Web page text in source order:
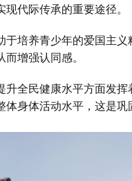
代际传承的重要途径。
于培养青少年的爱国主
增强认同感。
升全民健康水平方面发
身体活动水平，这是巩